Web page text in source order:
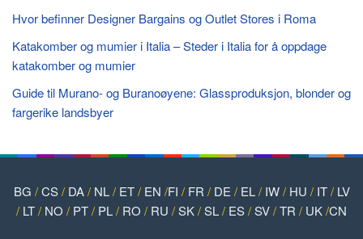
Hvor befinner Designer Bargains og Outlet Stores i Roma
Katakomber og mumier i Italia – Steder i Italia for å oppdage
katakomber og mumier
Guide til Murano- og Buranoøyene: Glassproduksjon, blonder og
fargerike landsbyer
BG /CS/ DA/ NL/ ET/ EN /FI / FR / DE / EL/ IW/ HU / IT/ LV
/ LT/ NO / PT/ PL/ RO / RU /SK/SL/ ES/SV/TR / UK/CN